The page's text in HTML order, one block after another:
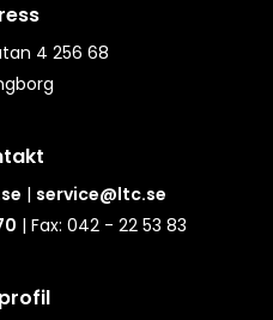
4 256 68
| service@ltc.se
| Fax: 042 - 22 53 83